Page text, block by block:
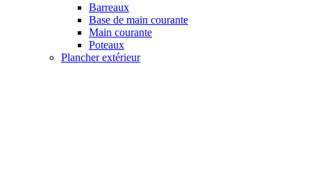
Barreaux
Base de main courante
Main courante
Poteaux
Plancher extérieur